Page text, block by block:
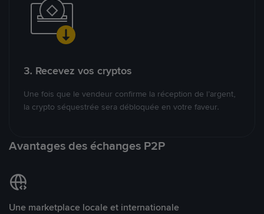
3. Recevez vos cryptos
Une fois que le vendeur confirme la réception de l’argent,
la crypto séquestrée sera débloquée en votre faveur.
Avantages des échanges P2P
Une marketplace locale et internationale